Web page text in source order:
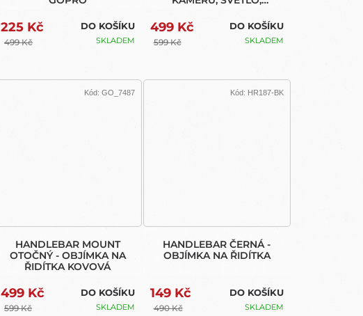
225 Kč
499 Kč
DO KOŠÍKU
SKLADEM
499 Kč
599 Kč
DO KOŠÍKU
SKLADEM
HANDLEBAR MOUNT
OTOČNÝ - OBJÍMKA NA
ŘIDÍTKA KOVOVÁ
499 Kč
599 Kč
DO KOŠÍKU
SKLADEM
Kód: GO_7487
HANDLEBAR ČERNÁ -
OBJÍMKA NA ŘIDÍTKA
149 Kč
490 Kč
DO KOŠÍKU
SKLADEM
Kód: HR187-BK